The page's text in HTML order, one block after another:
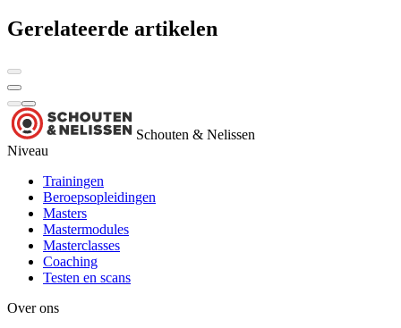
Gerelateerde artikelen
Schouten & Nelissen
Niveau
Trainingen
Beroepsopleidingen
Masters
Mastermodules
Masterclasses
Coaching
Testen en scans
Over ons